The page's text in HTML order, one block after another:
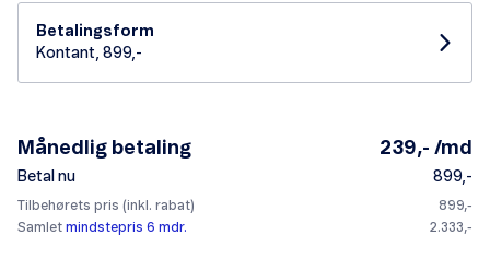
Betalingsform
Kontant, 899,-
Månedlig betaling 239,- /md
Betal nu 899,-
Tilbehørets pris (inkl. rabat)
899,-
Samlet mindstepris 6 mdr. 2.333,-